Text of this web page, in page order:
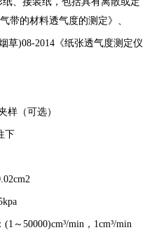
带的材料透气度的测定》、
草)08-2014《纸张透气度测定仪
样（可选）
下
～50000)cm³/min，1cm³/min